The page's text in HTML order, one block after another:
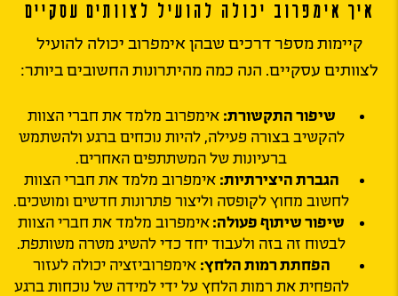
איך אימפרוב יכולה להועיל לצוותים עסקיים
קיימות מספר דרכים שבהן אימפרוב יכולה להועיל
לצוותים עסקיים. הנה כמה מהיתרונות החשובים ביותר:
שיפור התקשורת: אימפרוב מלמד את חברי הצוות
להקשיב בצורה פעילה, להיות נוכחים ברגע ולהשתמש
ברעיונות של המשתתפים האחרים.
הגברת היצירתיות: אימפרוב מלמד את חברי הצוות
לחשוב מחוץ לקופסה וליצור פתרונות חדשים ומושכים.
שיפור שיתוף פעולה: אימפרוב מלמד את חברי הצוות
לבטוח זה בזה ולעבוד יחד כדי להשיג מטרה משותפת.
הפחתת רמות הלחץ: אימפרוביזציה יכולה לעזור
להפחית את רמות הלחץ על ידי למידה של נוכחות ברגע